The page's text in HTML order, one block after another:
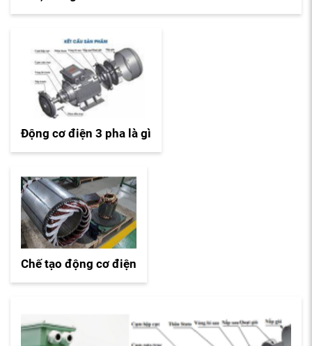
Động cơ điện 3 pha là gì
Chế tạo động cơ điện